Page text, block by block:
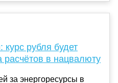
рубля будет
расчётов в нацвалюту
за энергоресурсы в